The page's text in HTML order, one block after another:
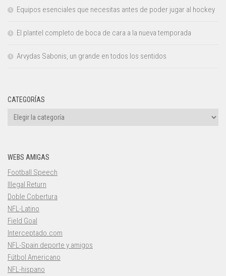
Equipos esenciales que necesitas antes de poder jugar al hockey
El plantel completo de boca de cara a la nueva temporada
Arvydas Sabonis, un grande en todos los sentidos
CATEGORÍAS
Categorías
WEBS AMIGAS
Football Speech
Illegal Return
Doble Cobertura
NFL-Latino
Field Goal
Interceptado.com
NFL-Spain deporte y amigos
Fútbol Americano
NFL-hispano